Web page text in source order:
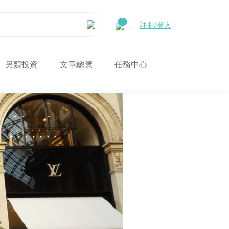
註冊/登入
另類投資 文章總覽 任務中心